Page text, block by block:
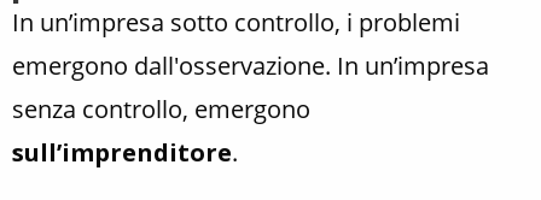
In un’impresa sotto controllo, i problemi
emergono dall'osservazione. In un’impresa
senza controllo, emergono
sull’imprenditore.